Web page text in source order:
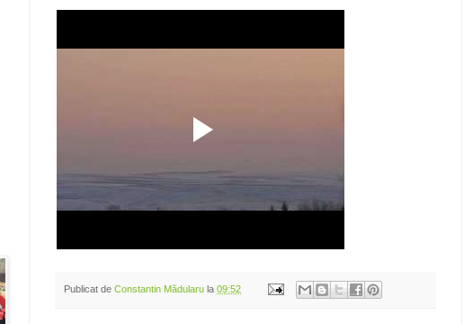
Publicat de Constantin Mădularu la 09:52